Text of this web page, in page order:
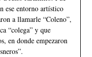
ese entorno artístico
a llamarle “Coleno”,
“colega” y que
en donde empezaron